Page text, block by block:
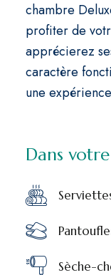
chambre
profiter de
apprécierez
caractère
une
Dans
Sèche-